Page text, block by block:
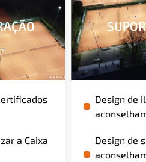
a Caixa
Design de
Design de